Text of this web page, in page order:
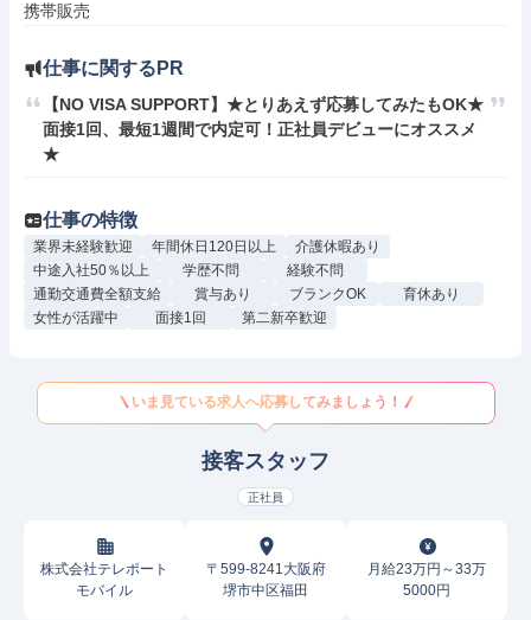
携帯販売
仕事に関するPR
【NO VISA SUPPORT】★とりあえず応募してみたもOK★
面接1回、最短1週間で内定可！正社員デビューにオススメ
★
仕事の特徴
業界未経験歓迎 年間休日120日以上
介護休暇あり
中途入社50％以上
学歴不問
経験不問
通勤交通費全額支給
賞与あり ブランクOK
育休あり
女性が活躍中
面接1回 第二新卒歓迎
いま見ている求人へ応募してみましょう！
接客スタッフ
正社員
株式会社テレポート
モバイル
〒599-8241大阪府
堺市中区福田
月給23万円～33万
5000円